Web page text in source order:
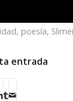
, poesía,
entrada